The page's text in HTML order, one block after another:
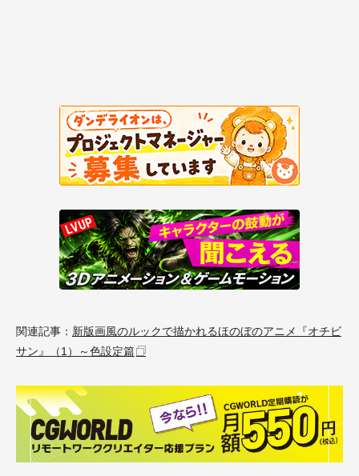
関連記事： 新版画風のルックで描かれるほのぼのアニメ『オチビ
サン』（1）～色設定篇